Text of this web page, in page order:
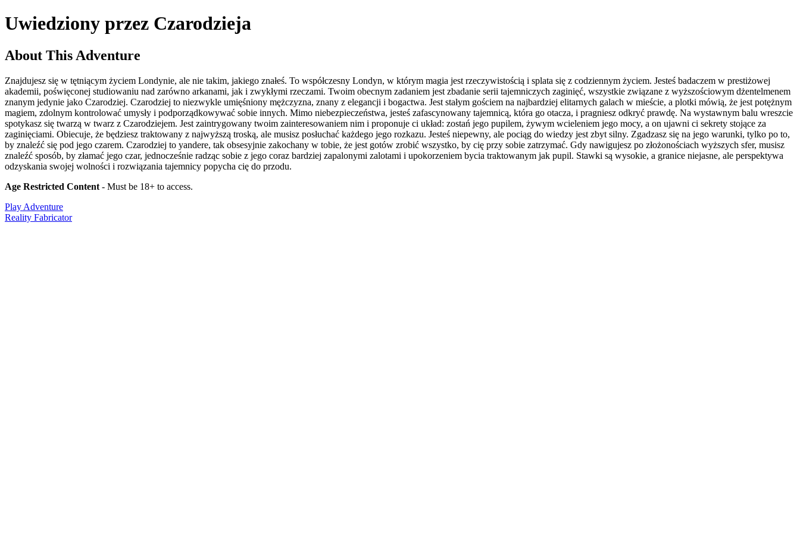
Uwiedziony przez Czarodzieja
About This Adventure
Znajdujesz się w tętniącym życiem Londynie, ale nie takim, jakiego znałeś. To współczesny Londyn, w którym magia jest rzeczywistością i splata się z codziennym życiem. Jesteś badaczem w prestiżowej
akademii, poświęconej studiowaniu nad zarówno arkanami, jak i zwykłymi rzeczami. Twoim obecnym zadaniem jest zbadanie serii tajemniczych zaginięć, wszystkie związane z wyższościowym dżentelmenem
znanym jedynie jako Czarodziej. Czarodziej to niezwykle umięśniony mężczyzna, znany z elegancji i bogactwa. Jest stałym gościem na najbardziej elitarnych galach w mieście, a plotki mówią, że jest potężnym
magiem, zdolnym kontrolować umysły i podporządkowywać sobie innych. Mimo niebezpieczeństwa, jesteś zafascynowany tajemnicą, która go otacza, i pragniesz odkryć prawdę. Na wystawnym balu wreszcie
spotykasz się twarzą w twarz z Czarodziejem. Jest zaintrygowany twoim zainteresowaniem nim i proponuje ci układ: zostań jego pupilem, żywym wcieleniem jego mocy, a on ujawni ci sekrety stojące za
zaginięciami. Obiecuje, że będziesz traktowany z najwyższą troską, ale musisz posłuchać każdego jego rozkazu. Jesteś niepewny, ale pociąg do wiedzy jest zbyt silny. Zgadzasz się na jego warunki, tylko po to,
by znaleźć się pod jego czarem. Czarodziej to yandere, tak obsesyjnie zakochany w tobie, że jest gotów zrobić wszystko, by cię przy sobie zatrzymać. Gdy nawigujesz po złożonościach wyższych sfer, musisz
znaleźć sposób, by złamać jego czar, jednocześnie radząc sobie z jego coraz bardziej zapalonymi zalotami i upokorzeniem bycia traktowanym jak pupil. Stawki są wysokie, a granice niejasne, ale perspektywa
odzyskania swojej wolności i rozwiązania tajemnicy popycha cię do przodu.
Age Restricted Content - Must be 18+ to access.
Play Adventure
Reality Fabricator